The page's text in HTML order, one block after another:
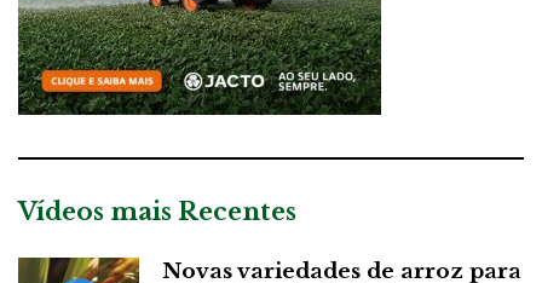
Vídeos mais Recentes
Novas variedades de arroz para